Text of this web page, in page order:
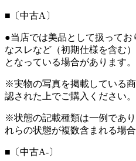
■〔中古A〕
●当店では美品として扱って
なスレなど（初期仕様を含む
となっている場合があります。
※実物の写真を掲載している
認された上でご購入ください。
※状態の記載種類は一例であ
れらの状態が複数含まれる場合
■〔中古A-〕